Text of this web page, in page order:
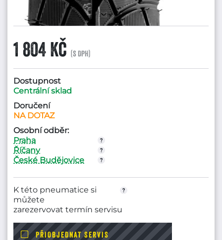
1 804 Kč (s DPH)
Dostupnost
Centrální sklad
Doručení
NA DOTAZ
Osobní odběr:
Praha
Říčany
České Budějovice
K této pneumatice si
můžete
zarezervovat termín servisu
PŘIOBJEDNAT SERVIS